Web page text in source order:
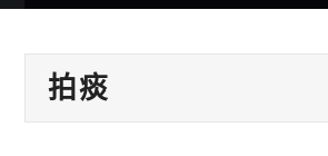
關於我：楊為傑醫師
拍痰